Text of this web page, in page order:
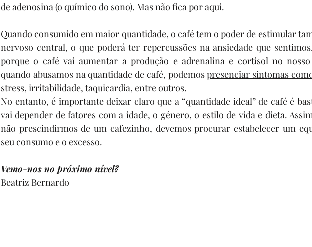
de adenosina (o químico do sono). Mas não fica por aqui.
Quando consumido em maior quantidade, o café tem o poder de estimular
nervoso central, o que poderá ter repercussões na ansiedade que
porque o café vai aumentar a produção e adrenalina e cortisol no
quando abusamos na quantidade de café, podemos presenciar sintomas
stress, irritabilidade, taquicardia, entre outros.
No entanto, é importante deixar claro que a “quantidade ideal” de café é
vai depender de fatores com a idade, o género, o estilo de vida e dieta.
não prescindirmos de um cafezinho, devemos procurar estabelecer um
seu consumo e o excesso.
Vemo-nos no próximo nível?
Beatriz Bernardo